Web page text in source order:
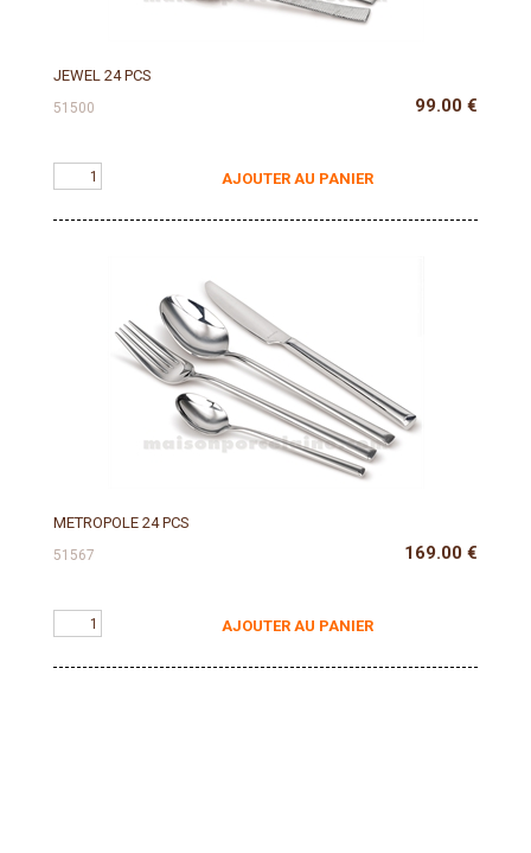
JEWEL 24 PCS
51500 99.00 €
AJOUTER AU PANIER
METROPOLE 24 PCS
51567 169.00 €
AJOUTER AU PANIER